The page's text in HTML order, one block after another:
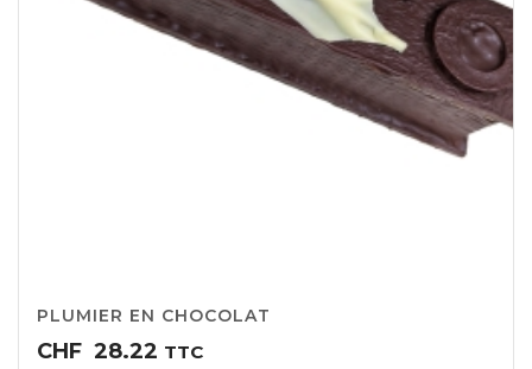
PLUMIER EN CHOCOLAT
CHF 28.22 TTC